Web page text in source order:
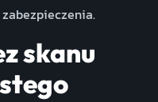
skanu